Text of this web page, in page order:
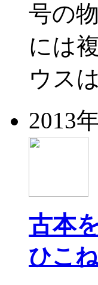
号の
には
ウス
2013
古本
ひこ